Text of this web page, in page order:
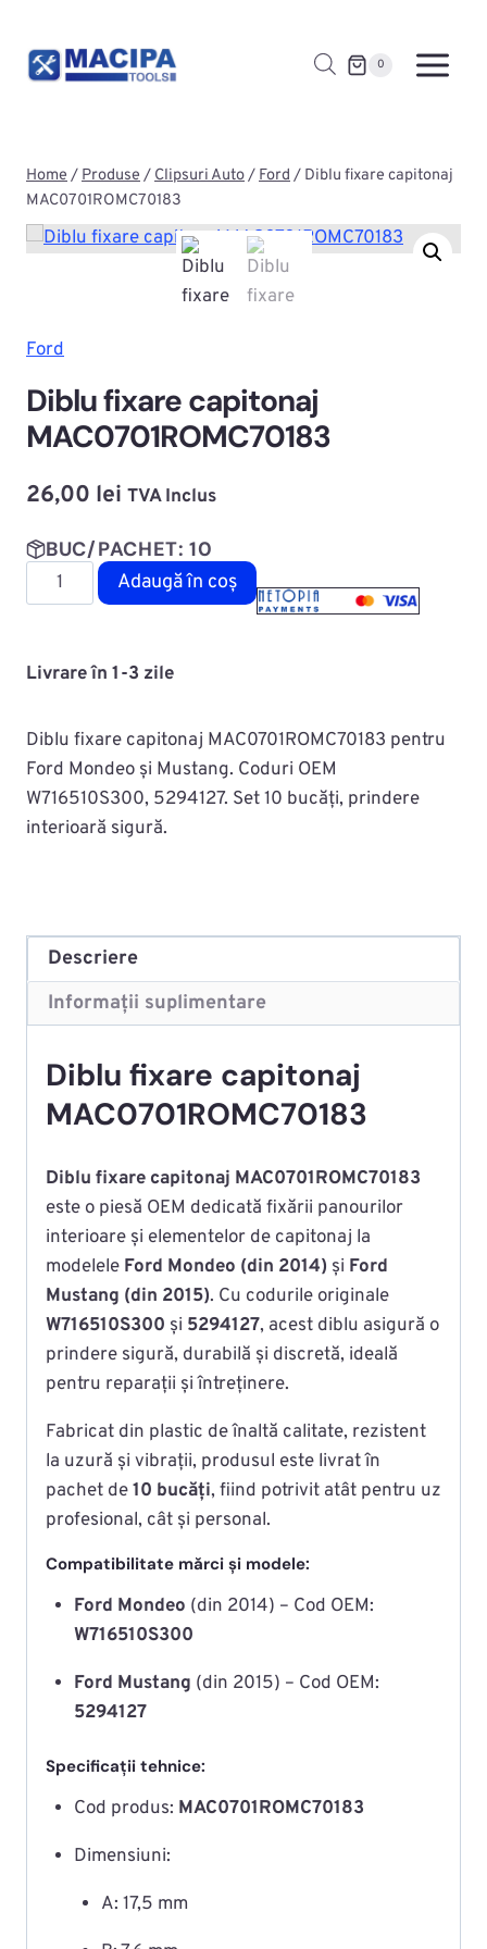
content
0
Home/Produse/Clipsuri Auto/Ford/ Diblu fixare capitonaj
MAC0701ROMC70183
Ford
Diblu fixare capitonaj
MAC0701ROMC70183
26,00 lei TVA Inclus
BUC/PACHET: 10
Cantitate
Diblu
capitonaj
Adaugă în coș
Livrare în 1-3 zile
Diblu fixare capitonaj MAC0701ROMC70183 pentru
Ford Mondeo și Mustang. Coduri OEM
W716510S300, 5294127. Set 10 bucăți, prindere
interioară sigură.
Descriere
Informații suplimentare
Diblu fixare capitonaj
MAC0701ROMC70183
Diblu fixare capitonaj MAC0701ROMC70183
este o piesă OEM dedicată fixării panourilor
interioare și elementelor de capitonaj la
modelele Ford Mondeo (din 2014) și Ford
Mustang (din 2015). Cu codurile originale
W716510S300 și 5294127, acest diblu asigură o
prindere sigură, durabilă și discretă, ideală
pentru reparații și întreținere.
Fabricat din plastic de înaltă calitate, rezistent
la uzură și vibrații, produsul este livrat în
pachet de10 bucăți, fiind potrivit atât pentru uz
profesional, cât și personal.
Compatibilitate mărci și modele:
Ford Mondeo (din 2014) – Cod OEM:
W716510S300
Ford Mustang (din 2015) – Cod OEM:
5294127
Specificații tehnice:
Cod produs: MAC0701ROMC70183
Dimensiuni:
A: 17,5 mm